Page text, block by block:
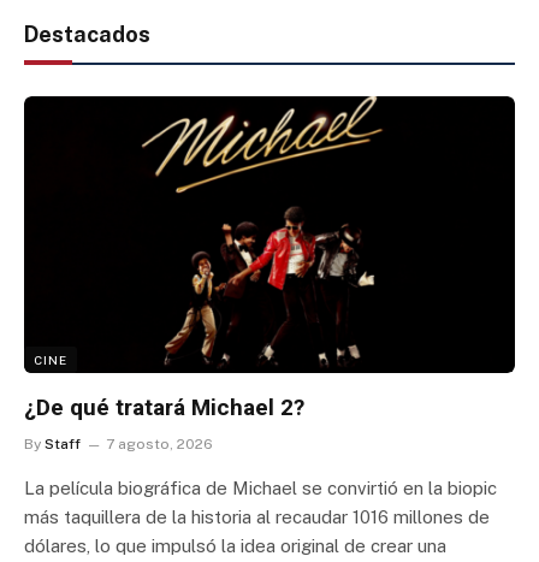
Destacados
CINE
¿De qué tratará Michael 2?
By Staff 7 agosto, 2026
La película biográfica de Michael se convirtió en la biopic
más taquillera de la historia al recaudar 1016 millones de
dólares, lo que impulsó la idea original de crear una